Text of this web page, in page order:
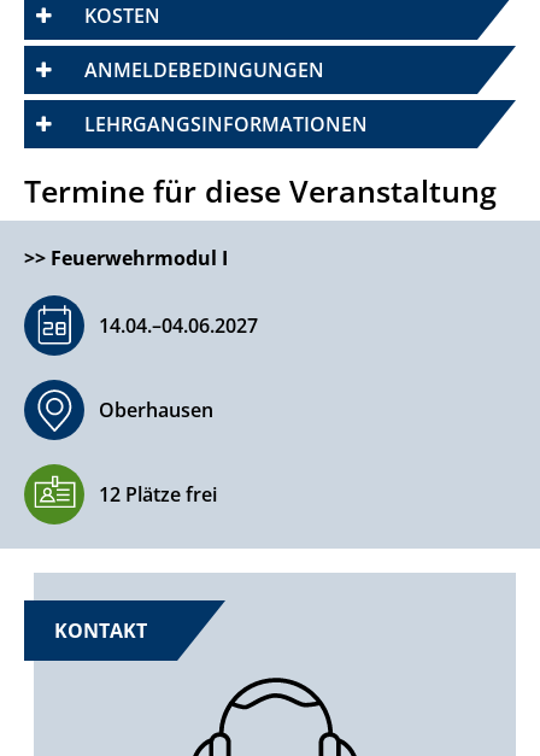
KOSTEN
ANMELDEBEDINGUNGEN
LEHRGANGSINFORMATIONEN
Termine für diese Veranstaltung
>> Feuerwehrmodul I
14.04.–​04.06.2027
Oberhausen
12 Plätze frei
KONTAKT